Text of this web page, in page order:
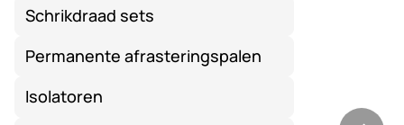
Schrikdraad sets
Permanente afrasteringspalen
Isolatoren